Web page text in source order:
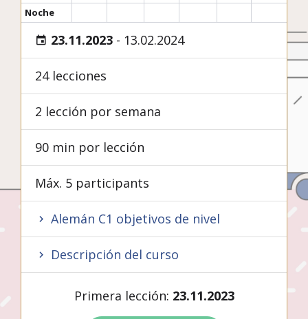
Noche
23.11.2023 - 13.02.2024
24 lecciones
2 lección por semana
90 min por lección
Máx. 5 participants
Alemán C1 objetivos de nivel
Descripción del curso
Primera lección: 23.11.2023